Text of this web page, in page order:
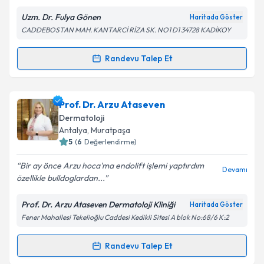
Kişisel verilerimin işlenmesine ilişkin
Metni'ni okudum ve kişisel verilerimin belirtilen
Takvim Talebini Gönder
Uzm. Dr. Fulya Gönen Haritada Göster
CADDEBOSTAN MAH. KANTARCİ RİZA SK. NO1 D1 34728 KADİKOY
Randevu Talep Et
Randevu Takvimi Talebi
Uzm. Dr. Fulya Göneniçin randevu takvimi talebi
oluşturun. Size bu uzmandan randevu almanız için bir
takvim hazırlandığında e-posta ile bilgilendireceğiz.
Kişisel verilerimin işlenmesine ilişkin
Aydınlatma
Metni'ni okudum ve kişisel verilerimin belirtilen
kapsamda işlenmesini kabul ediyorum.
Prof. Dr. Arzu Ataseven
Dermatoloji
Antalya, Muratpaşa
5 (6 Değerlendirme)
Bir ay önce Arzu hoca'ma endolift işlemi yaptırdım
özellikle bulldoglardan...
Devamı
Prof. Dr. Arzu Ataseven Dermatoloji Kliniği Haritada Göster
Fener Mahallesi Tekelioğlu Caddesi Kedikli Sitesi A blok No:68/6 K:2
Randevu Talep Et
Randevu Takvimi Talebi